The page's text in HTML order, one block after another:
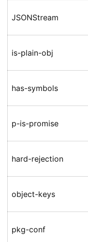
JSONStream
is-plain-obj
has-symbols
p-is-promise
hard-rejection
object-keys
pkg-conf